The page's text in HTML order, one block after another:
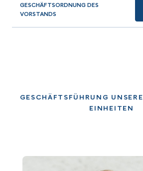
GESCHÄFTSORDNUNG DES
VORSTANDS
GESCHÄFTSFÜHRUNG
EINHEITEN